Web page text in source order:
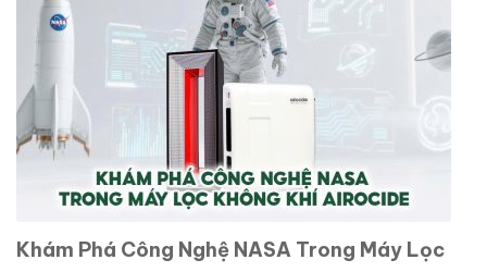
Khám Phá Công Nghệ NASA Trong Máy Lọc